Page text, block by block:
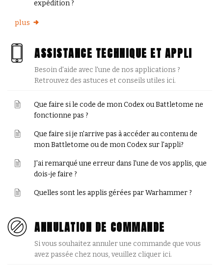
expédition ?
plus
ASSISTANCE TECHNIQUE ET APPLI
Besoin d'aide avec l'une de nos applications ?
Retrouvez des astuces et conseils utiles ici.
Que faire si le code de mon Codex ou Battletome ne
fonctionne pas ?
Que faire si je n'arrive pas à accéder au contenu de
mon Battletome ou de mon Codex sur l'appli?
J'ai remarqué une erreur dans l'une de vos applis, que
dois-je faire ?
Quelles sont les applis gérées par Warhammer ?
ANNULATION DE COMMANDE
Si vous souhaitez annuler une commande que vous
avez passée chez nous, veuillez cliquer ici.